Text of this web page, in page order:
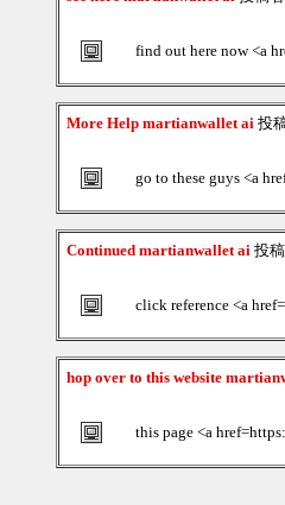
find out here now <a
More Help martianwallet ai 投
go to these guys <a
Continued martianwallet ai 投
click reference <a
hop over to this website
this page <a